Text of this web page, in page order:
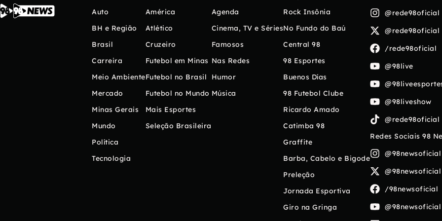
Auto
BH e Região
Brasil
Carreira
Meio Ambiente
Mercado
Minas Gerais
Mundo
Política
Tecnologia
América
Atlético
Cruzeiro
Futebol em Minas
Futebol no Brasil
Futebol no Mundo
Mais Esportes
Seleção Brasileira
Agenda
Cinema, TV e Séries
Famosos
Nas Redes
Humor
Música
Rock Insônia
No Fundo do Baú
Central 98
98 Esportes
Buenos Días
98 Futebol Clube
Ricardo Amado
Catimba 98
Graffite
Barba, Cabelo e Bigode
Preleção
Jornada Esportiva
Giro na Gringa
@rede98oficial
@rede98oficial
/rede98oficial
@98live
@98liveshow
@rede98oficial
Redes Sociais 98
@98newsoficial
@98newsoficial
/98newsoficial
@98newsoficial